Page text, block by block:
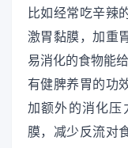
比如经常吃辛辣
激胃黏膜，加重
易消化的食物能
有健脾养胃的功
加额外的消化压
膜，减少反流对